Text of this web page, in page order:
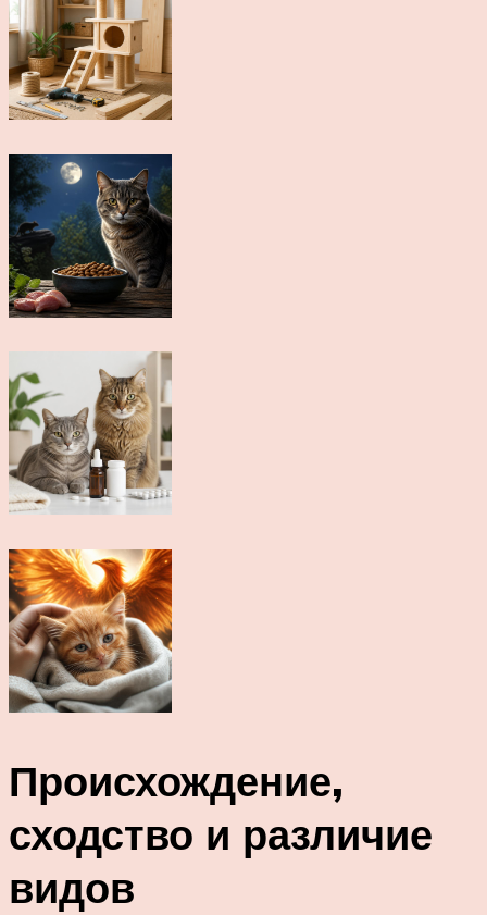
Происхождение,
сходство и различие
видов